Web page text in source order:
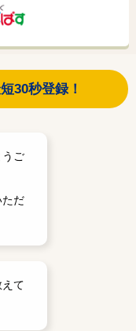
30秒登録！
うご
ただ
て